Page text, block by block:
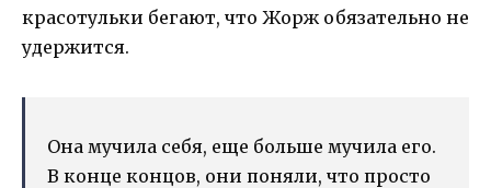
красотульки бегают, что Жорж обязательно не
удержится.
Она мучила себя, еще больше мучила его.
В конце концов, они поняли, что просто